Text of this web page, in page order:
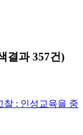
결과 357건)
찰 : 인성교육을 중